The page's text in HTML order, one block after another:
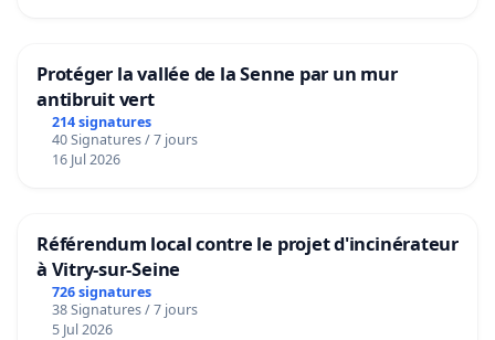
Protéger la vallée de la Senne par un mur
antibruit vert
214 signatures
40 Signatures / 7 jours
16 Jul 2026
Référendum local contre le projet d'incinérateur
à Vitry-sur-Seine
726 signatures
38 Signatures / 7 jours
5 Jul 2026